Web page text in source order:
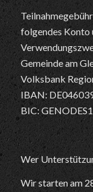
folgendes Konto
Gemeinde am
Volksbank
IBAN:
BIC:
Wer
Wir starten am